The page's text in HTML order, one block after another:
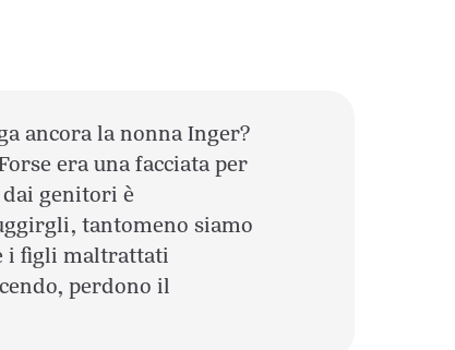
ancora la nonna Inger?
era una facciata per
dai genitori è
tantomeno siamo
i figli maltrattati
perdono il